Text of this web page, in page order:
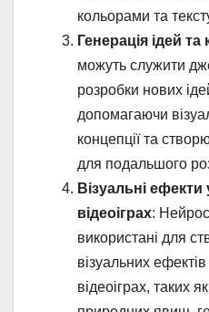
кольорами та
Генерація ідей та
можуть служити
розробки нових
допомагаючи
концепції та
для подальшого
Візуальні
відеоіграх:
використані для
візуальних
відеоіграх, таких